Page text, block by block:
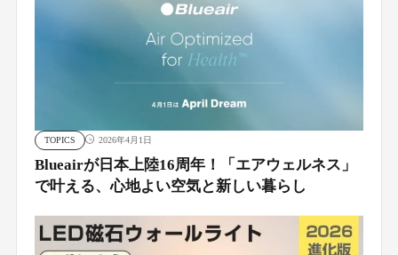
TOPICS 2026年4月1日
Blueairが日本上陸16周年！「エアウェルネス」
で叶える、心地よい空気と新しい暮らし